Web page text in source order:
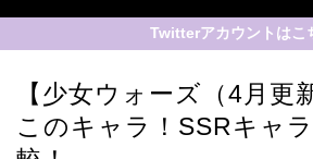
Twitterアカウントはこ
【少女ウォーズ（4月更
このキャラ！SSRキャ